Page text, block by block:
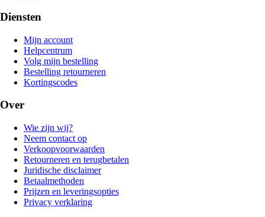
Diensten
Mijn account
Helpcentrum
Volg mijn bestelling
Bestelling retourneren
Kortingscodes
Over
Wie zijn wij?
Neem contact op
Verkoopvoorwaarden
Retourneren en terugbetalen
Juridische disclaimer
Betaalmethoden
Prijzen en leveringsopties
Privacy verklaring